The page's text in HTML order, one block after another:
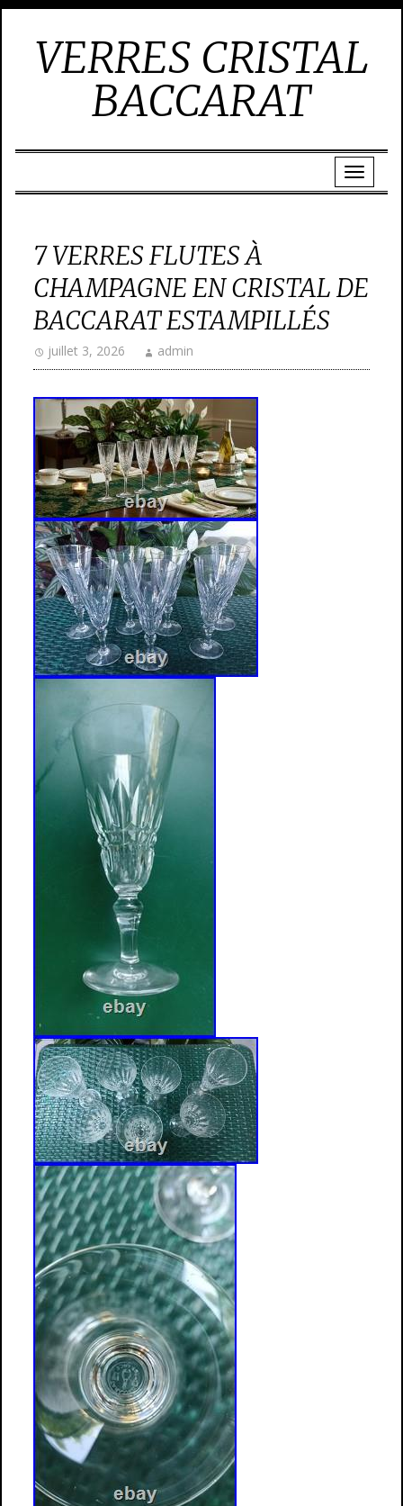
VERRES CRISTAL
BACCARAT
7 VERRES FLUTES À
CHAMPAGNE EN CRISTAL DE
BACCARAT ESTAMPILLÉS
juillet 3, 2026 admin